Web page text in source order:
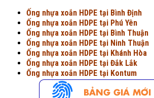
Ống nhựa xoắn HDPE tại Bình Định
Ống nhựa xoắn HDPE tại Phú Yên
Ống nhựa xoắn HDPE tại Bình Thuận
Ống nhựa xoắn HDPE tại Ninh Thuận
Ống nhựa xoắn HDPE tại Khánh Hòa
Ống nhựa xoắn HDPE tại Đắk Lắk
Ống nhựa xoắn HDPE tại Kontum